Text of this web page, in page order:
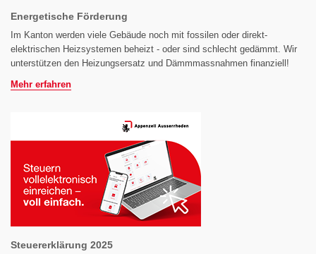
Energetische Förderung
Im Kanton werden viele Gebäude noch mit fossilen oder direkt-
elektrischen Heizsystemen beheizt - oder sind schlecht gedämmt. Wir
unterstützen den Heizungsersatz und Dämmmassnahmen finanziell!
Mehr erfahren
Steuererklärung 2025